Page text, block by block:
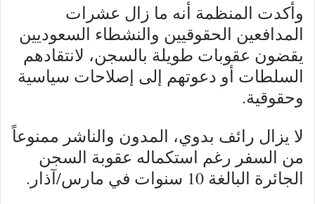
وأكدت المنظمة أنه ما زال عشرات
المدافعين الحقوقيين والنشطاء السعوديين
يقضون عقوبات طويلة بالسجن، لانتقادهم
السلطات أو دعوتهم إلى إصلاحات سياسية
وحقوقية.
لا يزال رائف بدوي، المدون والناشر ممنوعاً
من السفر رغم استكماله عقوبة السجن
الجائرة البالغة 10 سنوات في مارس/آذار.